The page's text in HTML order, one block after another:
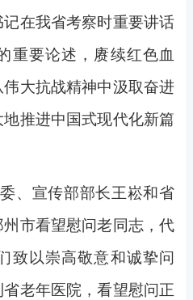
在我省考察时重要讲话
重要论述，赓续红色血
大抗战精神中汲取奋进
推进中国式现代化新篇
、宣传部部长王崧和省
市看望慰问老同志，代
致以崇高敬意和诚挚问
老年医院，看望慰问正